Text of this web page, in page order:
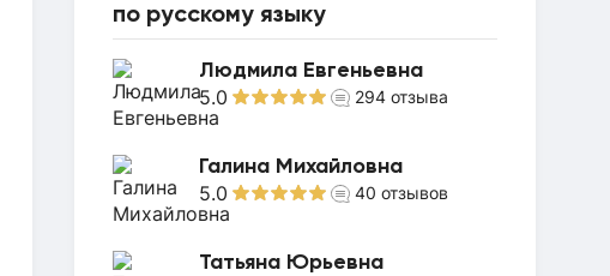
по русскому языку
Людмила Евгеньевна
5.0 294 отзыва
Галина Михайловна
5.0 40 отзывов
Татьяна Юрьевна